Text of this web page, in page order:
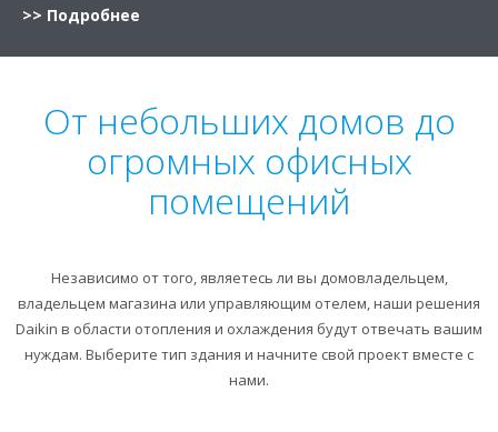
>> Подробнее
От небольших домов до
огромных офисных
помещений
Независимо от того, являетесь ли вы домовладельцем,
владельцем магазина или управляющим отелем, наши решения
Daikin в области отопления и охлаждения будут отвечать вашим
нуждам. Выберите тип здания и начните свой проект вместе с
нами.